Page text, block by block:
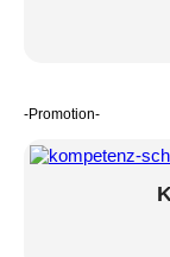
-Promotion-